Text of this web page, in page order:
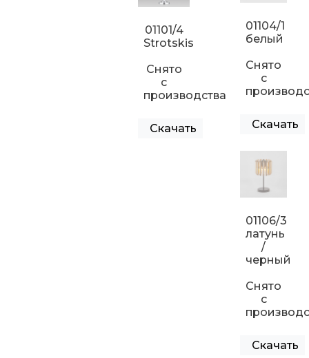
01101/4
Strotskis
Снято
с
производства
Скачать
01104/1
белый
Снято
с
Скачать
01106/3
латунь
/
черный
Снято
с
Скачать